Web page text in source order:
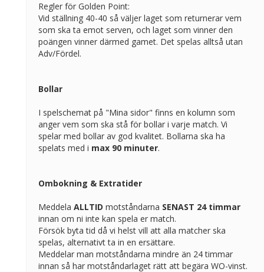
Regler för Golden Point:
Vid ställning 40-40 så väljer laget som returnerar vem
som ska ta emot serven, och laget som vinner den
poängen vinner därmed gamet. Det spelas alltså utan
Adv/Fördel.
Bollar
I spelschemat på "Mina sidor" finns en kolumn som
anger vem som ska stå för bollar i varje match. Vi
spelar med bollar av god kvalitet. Bollarna ska ha
spelats med i max 90 minuter.
Ombokning & Extratider
Meddela ALLTID motståndarna SENAST 24 timmar
innan om ni inte kan spela er match.
Försök byta tid då vi helst vill att alla matcher ska
spelas, alternativt ta in en ersättare.
Meddelar man motståndarna mindre än 24 timmar
innan så har motståndarlaget rätt att begära WO-vinst.